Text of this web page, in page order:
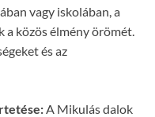
vagy iskolában, a
a közös élmény örömét.
és az
A Mikulás dalok